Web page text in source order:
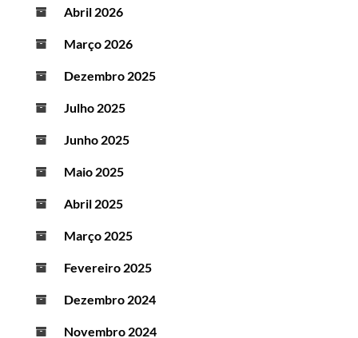
Abril 2026
Março 2026
Dezembro 2025
Julho 2025
Junho 2025
Maio 2025
Abril 2025
Março 2025
Fevereiro 2025
Dezembro 2024
Novembro 2024